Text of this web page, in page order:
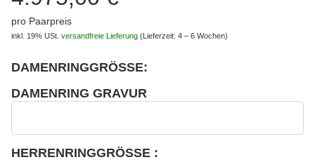
pro Paarpreis
inkl. 19% USt. versandfreie Lieferung (Lieferzeit: 4 – 6 Wochen)
DAMENRINGGRÖSSE:
DAMENRING GRAVUR
HERRENRINGGRÖSSE :